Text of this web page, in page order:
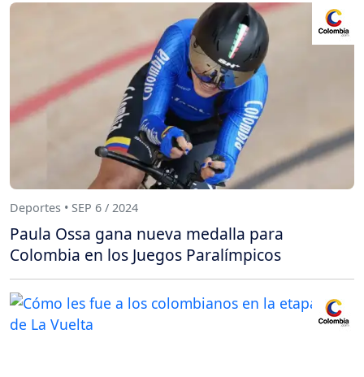
Deportes • SEP 6 / 2024
Paula Ossa gana nueva medalla para
Colombia en los Juegos Paralímpicos